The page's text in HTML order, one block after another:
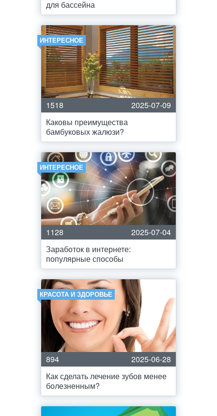
для бассейна
ИНТЕРЕСНОЕ
1518
2025-07-09
Каковы преимущества
бамбуковых жалюзи?
ИНТЕРЕСНОЕ
1128
2025-07-04
Заработок в интернете:
популярные способы
КРАСОТА И ЗДОРОВЬЕ
894
2025-06-28
Как сделать лечение зубов менее
болезненным?